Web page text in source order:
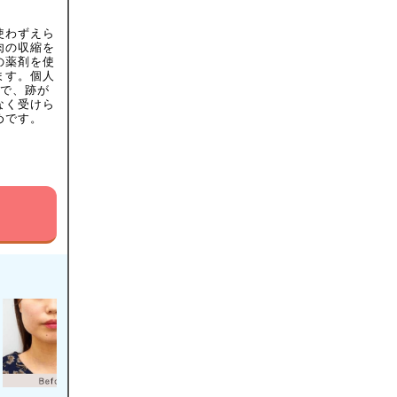
ずえら
の収縮を
薬剤を使
。個人
、跡が
受けら
す。